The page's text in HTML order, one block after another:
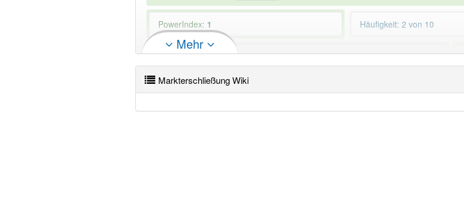
PowerIndex: 1 Häufigkeit: 2 von 10
Wörter mit Endung-markterschließungaber mit einem anderen Artikel:
-1
Mehr
Markterschließung Wiki